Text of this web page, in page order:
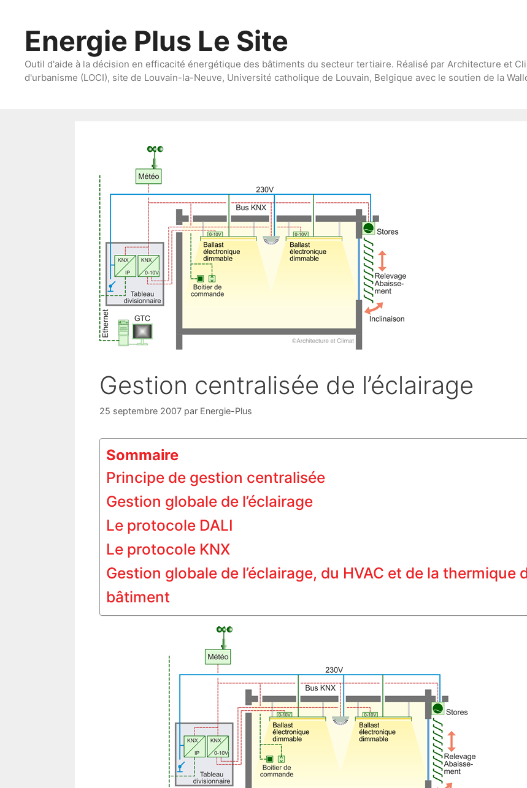
contenuEnergie Plus Le Site
Outil d'aide à la décision en efficacité énergétique des bâtiments du secteur tertiaire. Réalisé par Architecture et
d'urbanisme (LOCI), site de Louvain-la-Neuve, Université catholique de Louvain, Belgique avec le soutien de la
Gestion centralisée de l’éclairage
25 septembre 2007 par Energie-Plus
Sommaire
Principe de gestion centralisée
Gestion globale de l’éclairage
Le protocole DALI
Le protocole KNX
Gestion globale de l’éclairage, du HVAC et de la thermique
bâtiment